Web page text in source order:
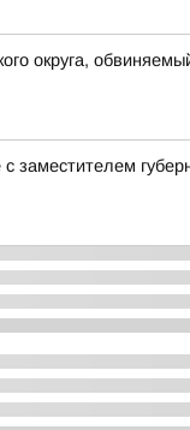
округа,
с заместителем